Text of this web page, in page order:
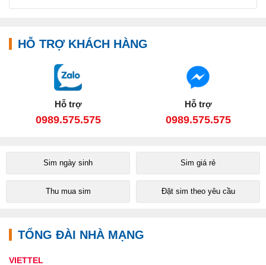
HỖ TRỢ KHÁCH HÀNG
Hỗ trợ
0989.575.575
Hỗ trợ
0989.575.575
Sim ngày sinh Sim giá rẻ
Thu mua sim Đặt sim theo yêu cầu
TỔNG ĐÀI NHÀ MẠNG
VIETTEL